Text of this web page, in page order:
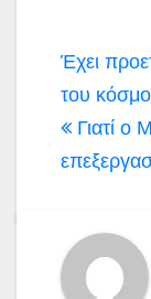
Έχει
του
Γιατί ο